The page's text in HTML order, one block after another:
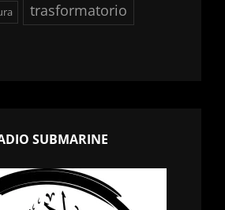
trasformatorio
SUBMARINE